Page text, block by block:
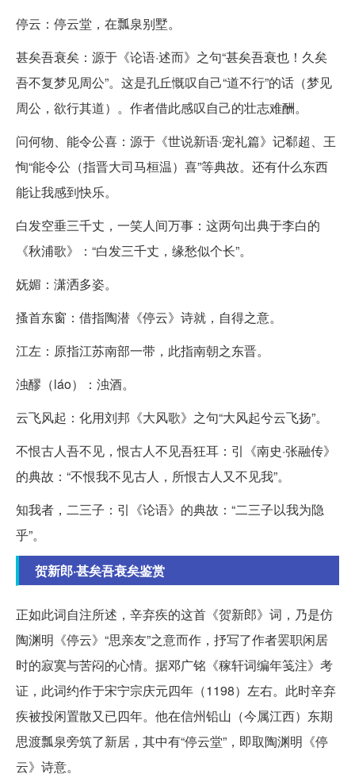
停云：停云堂，在瓢泉别墅。
甚矣吾衰矣：源于《论语·述而》之句“甚矣吾衰也！久矣
吾不复梦见周公”。这是孔丘慨叹自己“道不行”的话（梦见
周公，欲行其道）。作者借此感叹自己的壮志难酬。
问何物、能令公喜：源于《世说新语·宠礼篇》记郗超、王
恂“能令公（指晋大司马桓温）喜”等典故。还有什么东西
能让我感到快乐。
白发空垂三千丈，一笑人间万事：这两句出典于李白的
《秋浦歌》：“白发三千丈，缘愁似个长”。
妩媚：潇洒多姿。
搔首东窗：借指陶潜《停云》诗就，自得之意。
江左：原指江苏南部一带，此指南朝之东晋。
浊醪（láo）：浊酒。
云飞风起：化用刘邦《大风歌》之句“大风起兮云飞扬”。
不恨古人吾不见，恨古人不见吾狂耳：引《南史·张融传》
的典故：“不恨我不见古人，所恨古人又不见我”。
知我者，二三子：引《论语》的典故：“二三子以我为隐
乎”。
贺新郎·甚矣吾衰矣鉴赏
正如此词自注所述，辛弃疾的这首《贺新郎》词，乃是仿
陶渊明《停云》“思亲友”之意而作，抒写了作者罢职闲居
时的寂寞与苦闷的心情。据邓广铭《稼轩词编年笺注》考
证，此词约作于宋宁宗庆元四年（1198）左右。此时辛弃
疾被投闲置散又已四年。他在信州铅山（今属江西）东期
思渡瓢泉旁筑了新居，其中有“停云堂”，即取陶渊明《停
云》诗意。